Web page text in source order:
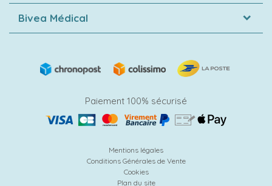
Bivea Médical
Paiement 100% sécurisé
Mentions légales
Conditions Générales de Vente
Cookies
Plan du site